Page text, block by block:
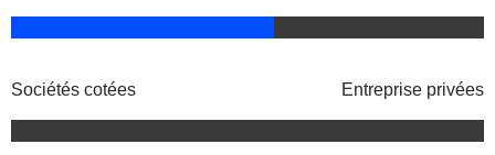
Sociétés cotées Entreprise privées